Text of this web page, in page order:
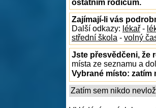
ostatním rodičům.
Zajímají-li vás
Další odkazy: lékař -
střední škola - volný
Jste přesvědčeni, že
místa ze seznamu a
Vybrané místo: zatím
Zatím sem nikdo